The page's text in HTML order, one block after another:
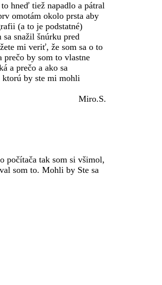
hneď tiež napadlo a pátral
omotám okolo prsta aby
(a to je podstatné)
snažil šnúrku pred
mi veriť, že som sa o to
by som to vlastne
a prečo a ako sa
ktorú by ste mi mohli
Miro.S.
počítača tak som si všimol,
som to. Mohli by Ste sa